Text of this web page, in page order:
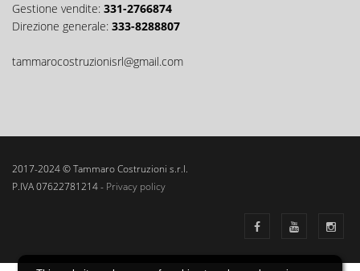
Gestione vendite: 331-2766874
Direzione generale: 333-8288807
tammarocostruzionisrl@gmail.com
2017-2024 © Tammaro Costruzioni s.r.l.
P.IVA 07622781214 - Privacy policy